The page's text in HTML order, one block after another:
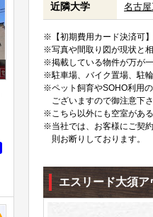
近隣大学 名古
※【初期費用カード決済可
※写真や間取り図が現状と
※掲載している物件が万が
※駐車場、バイク置場、駐
※ペット飼育やSOHO利用
ございますので御注意下
※こちら以外にも空室があ
※当社では、お客様にご契
則お断りしております。
エスリード大須